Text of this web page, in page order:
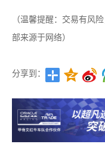
（温馨提醒：交易有风
部来源于网络）
分享到：